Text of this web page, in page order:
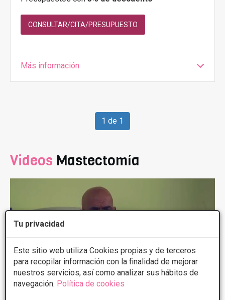
Tu privacidad
Este sitio web utiliza Cookies propias y de terceros
para recopilar información con la finalidad de mejorar
nuestros servicios, así como analizar sus hábitos de
navegación. Política de cookies
CONSULTAR/CITA/PRESUPUESTO
Más información
1 de 1
Videos Mastectomía